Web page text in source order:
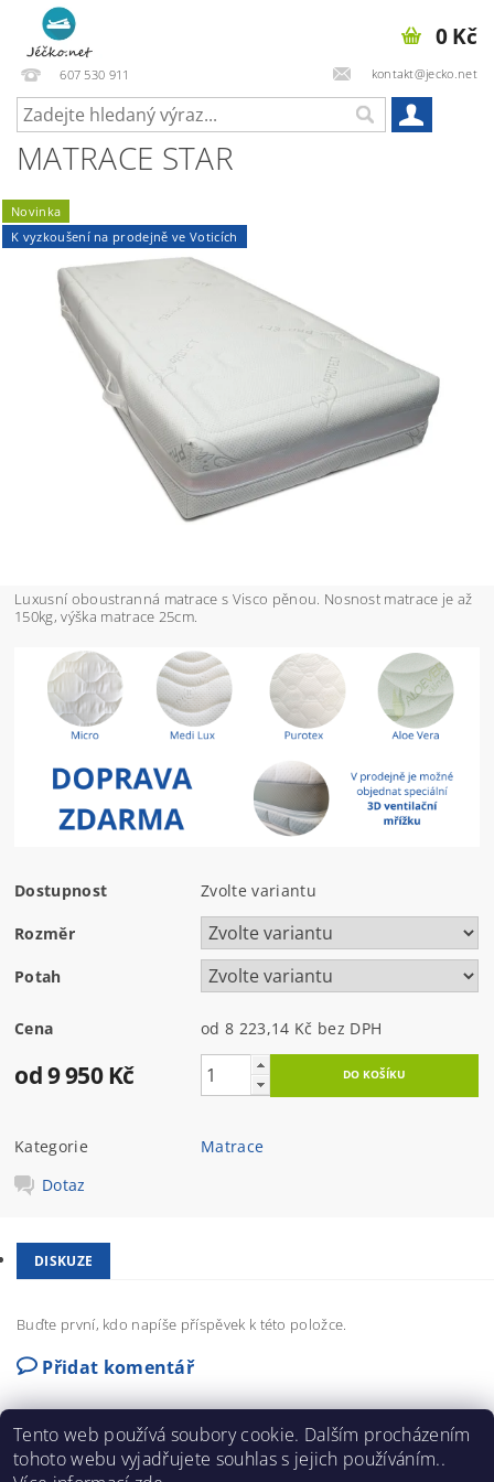
607 530 911 kontakt@jecko.net
0 Kč
MATRACE STAR
Novinka
K vyzkoušení na prodejně ve Voticích
Luxusní oboustranná matrace s Visco pěnou. Nosnost matrace je až
150kg, výška matrace 25cm.
Dostupnost Zvolte variantu
Rozměr
Potah
Cena od 8 223,14 Kč bez DPH
od 9 950 Kč
Kategorie
Matrace
Dotaz
DISKUZE
Buďte první, kdo napíše příspěvek k této položce.
Přidat komentář
Tento web používá soubory cookie. Dalším procházením
tohoto webu vyjadřujete souhlas s jejich používáním..